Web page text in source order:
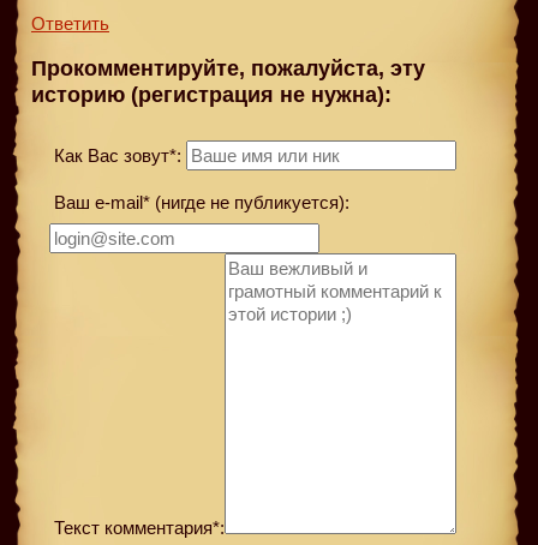
Ответить
Прокомментируйте, пожалуйста, эту
историю (регистрация не нужна):
Как Вас зовут*:
Ваш e-mail* (нигде не публикуется):
Текст комментария*: